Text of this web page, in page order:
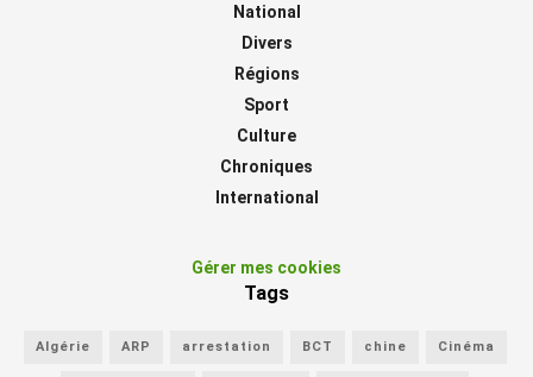
National
Divers
Régions
Sport
Culture
Chroniques
International
Gérer mes cookies
Tags
Algérie ARP arrestation BCT chine Cinéma